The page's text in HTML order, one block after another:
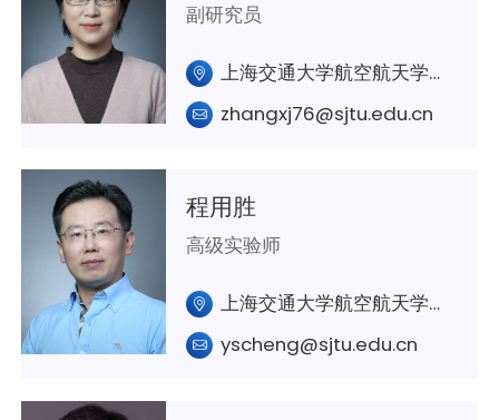
副研究员
上海交通大学航空航天学院A425 室
zhangxj76@sjtu.edu.cn
程用胜
高级实验师
上海交通大学航空航天学院A324室
yscheng@sjtu.edu.cn